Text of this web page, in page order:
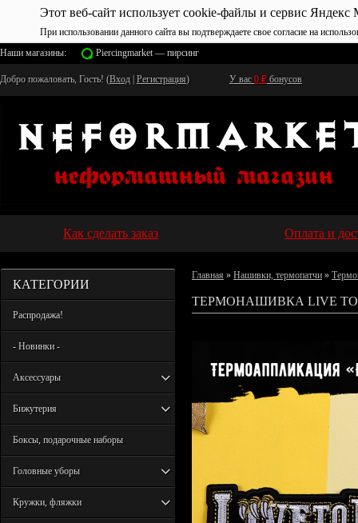
Этот веб-сайт использует cookie-файлы и сервис Яндекс
При использовании данного сайта вы подтверждаете свое согласие на
Наши магазины:
Piercingmarket — пирсинг
Добро пожаловать, Гость! (Вход Регистрация) У вас 0 ₽ бонусов
Как сделать заказ Оплата и
КАТЕГОРИИ
Распродажа!
- Новинки -
Аксессуары
Бижутерия
Боксы, подарочные наборы
Головные уборы
Кружки, фляжки
Главная » Нашивки, термопатчи »
ТЕРМОНАШИВКА LIVE TO